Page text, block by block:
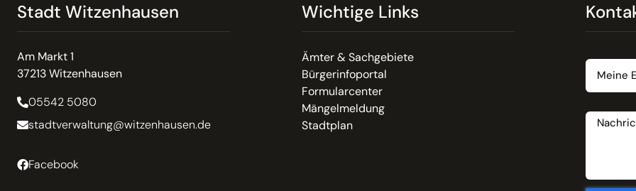
Stadt Witzenhausen
Am Markt 1
37213 Witzenhausen
05542 5080
stadtverwaltung@witzenhausen.de
Facebook
Wichtige Links
Ämter & Sachgebiete
Bürgerinfoportal
Formularcenter
Mängelmeldung
Stadtplan